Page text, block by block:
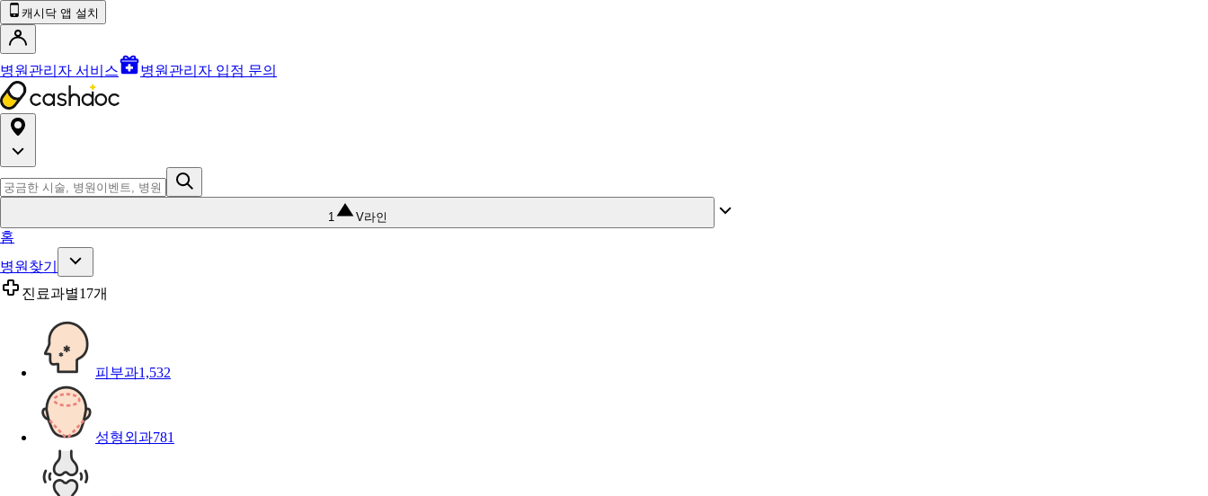
캐시닥 앱 설치
병원관리자 서비스 병원관리자 입점 문의
1 V라인
홈
병원찾기
진료과별17개
피부과1,532
성형외과781